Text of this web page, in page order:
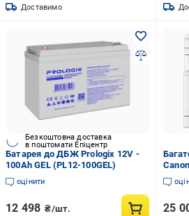
Доставимо
Безкоштовна доставка
в поштомати Епіцентр
Батарея до ДБЖ Prologix 12V -
100Ah GEL (PL12-100GEL)
оцінити
12 498 ₴/шт. 25